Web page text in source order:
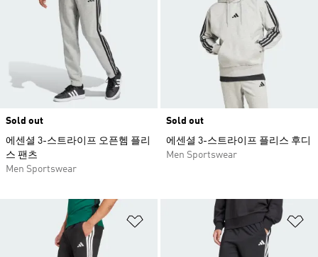
Sold out
에센셜 3-스트라이프 오픈헴 플리
스 팬츠
Men Sportswear
Sold out
에센셜 3-스트라이프 플리스 후디
Men Sportswear
위시리스트 담기